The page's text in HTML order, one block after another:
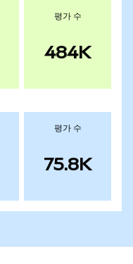
평가 수
484K
평가 수
75.8K